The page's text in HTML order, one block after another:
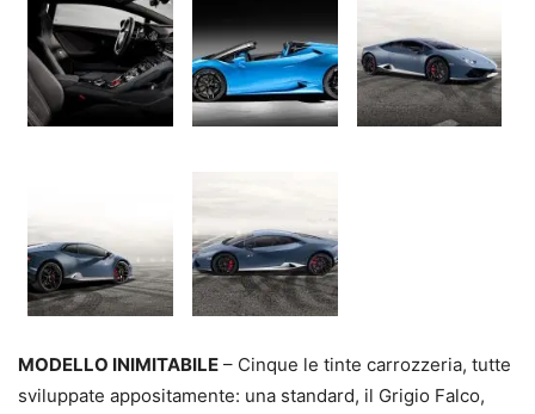
MODELLO INIMITABILE – Cinque le tinte carrozzeria, tutte
sviluppate appositamente: una standard, il Grigio Falco,